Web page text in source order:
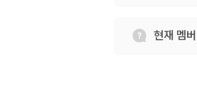
현재 멤